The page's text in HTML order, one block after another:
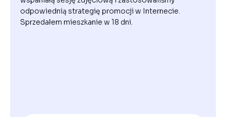
odpowiednią strategię promocji w Internecie.
Sprzedałem mieszkanie w 18 dni.